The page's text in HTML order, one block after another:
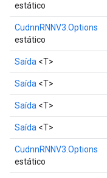
estático
CudnnRNNV3.Options
estático
Saída <T>
Saída <T>
Saída <T>
Saída <T>
CudnnRNNV3.Options
estático